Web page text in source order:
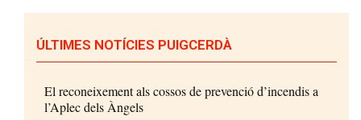
ÚLTIMES NOTÍCIES PUIGCERDÀ
El reconeixement als cossos de prevenció d’incendis a
l’Aplec dels Àngels